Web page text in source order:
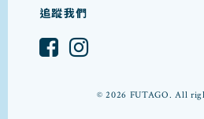
追蹤我們
© 2026 FUTAGO. All